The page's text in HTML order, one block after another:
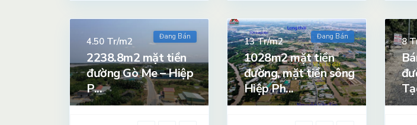
Đang Bán
4.50 Tr/m2
2238.8m2 mặt tiền
đường Gò Me – Hiệp
P...
Đang Bán
13Tr/m2
1028m2 mặt tiền
đường, mặt tiền sông
Hiệp Ph...
8